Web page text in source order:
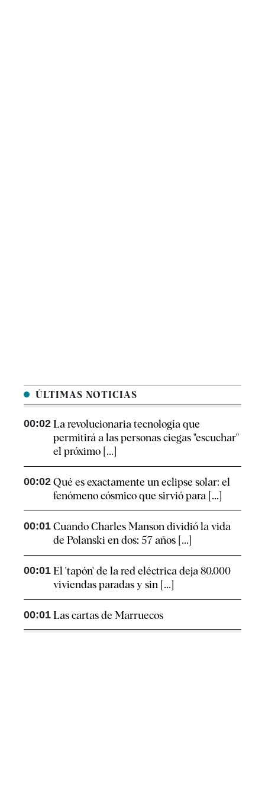
ÚLTIMAS NOTICIAS
00:02 La revolucionaria tecnología que
permitirá a las personas ciegas "escuchar"
el próximo [...]
00:02 Qué es exactamente un eclipse solar: el
fenómeno cósmico que sirvió para [...]
00:01 Cuando Charles Manson dividió la vida
de Polanski en dos: 57 años [...]
00:01 El 'tapón' de la red eléctrica deja 80.000
viviendas paradas y sin [...]
00:01 Las cartas de Marruecos